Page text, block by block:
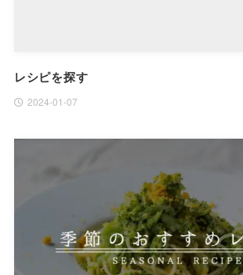
レシピを探す
2024-01-07